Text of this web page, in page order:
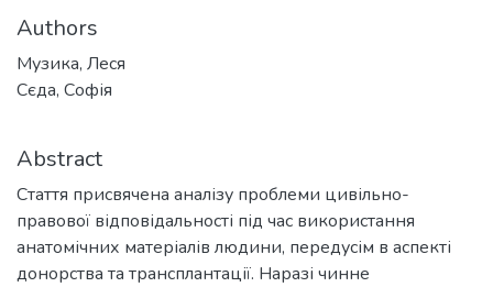
Authors
Музика, Леся
Сєда, Софія
Abstract
Стаття присвячена аналізу проблеми цивільно-
правової відповідальності під час використання
анатомічних матеріалів людини, передусім в аспекті
донорства та трансплантації. Наразі чинне